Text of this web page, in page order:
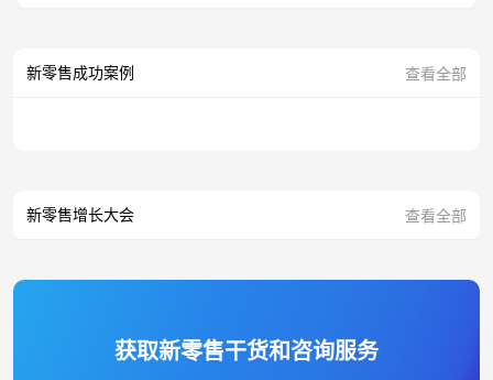
新零售成功案例 查看全部
新零售增长大会 查看全部
获取新零售干货和咨询服务